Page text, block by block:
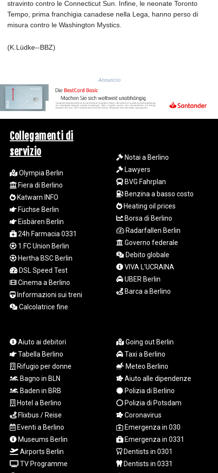
IRR
1590322.371805
ISK 142.598215
KES 149.158147
KHR
KWD 0.356853
KYD 0.960588
KZT 540.233287
LAK
26025.676609
LBP
103223.017367
LKR 386.635196
LRD 208.057415
LSL 18.726567
LTL 3.413768
LYD 7.331909
MAD 10.743067
MKD 61.524236
2427.596601
MNT 4159.0218
MOP 9.314584
MRU 46.338424
MUR 54.419742
MVR 17.862733
MWK
MXN 19.811945
MYR 4.728715
MZN 73.882892
stravinto contro le Connecticut Sun. Infine, le neonate Toronto
Tempo, prima franchigia canadese nella Lega, hanno perso di
misura contro le Washington Mystics.
(K.Lüdke--BBZ)
Annuncio
Collegamenti di
servizio
Olympia Berlin
Fiera di Berlino
Katwarn INFO
Füchse Berlin
Eisbären Berlin
24h Farmacia 0331
1.FC Union Berlin
Hertha BSC Berlin
DSL Speed Test
Cinema a Berlino
Informazioni sui treni
Calcolatrice fine
Notai a Berlino
Lawyers
BVG Fahrplan
Benzina a basso costo
Heating oil prices
Borsa di Berlino
Radarfallen Berlin
Governo federale
Debito globale
VIVA L'UCRAINA
UBER Berlin
Barca a Berlino
Aiuto ai debitori
Tabella Berlino
Rifugio per donne
Bagno in BLN
Baden in BRB
Hotel a Berlino
Flixbus / Reise
Eventi a Berlino
Museums Berlin
Airports Berlin
TV Programme
Going out Berlin
Taxi a Berlino
Meteo Berlino
Aiuto alle dipendenze
Polizia di Berlino
Polizia di Potsdam
Coronavirus
Emergenza in 030
Emergenza in 0331
Dentists in 0301
Dentists in 0331